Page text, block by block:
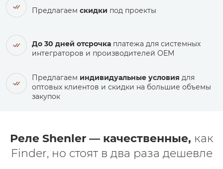
Предлагаем скидки под проекты
До 30 дней отсрочка платежа для системных
интеграторов и производителей ОЕМ
Предлагаем индивидуальные условия для
оптовых клиентов и скидки на большие объемы
закупок
Реле Shenler — качественные, как
Finder, но стоят в два раза дешевле